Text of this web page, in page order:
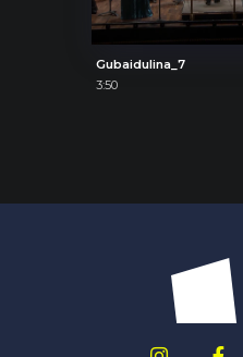
Gubaidulina_7
3:50